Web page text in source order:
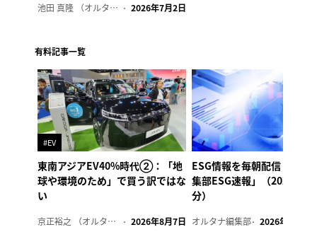
池田 真隆 （オルタナ輪番編集長） 2026年7月2日
有料記事一覧
#EV
東南アジアEV40%時代②：「地
球や環境のため」で買う訳ではな
い
京正裕之 （オルタナ副編集長） 2026年8月7日
ESG情報を毎朝配信「オル
集部ESG速報」（2026年8
分）
オルタナ編集部 2026年8月7日